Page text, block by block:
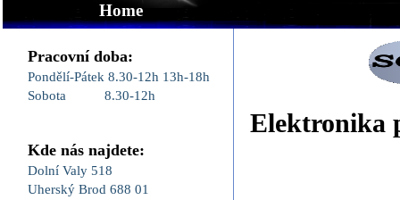
Home
Pracovní doba:
Pondělí-Pátek 8.30-12h 13h-18h
Sobota
8.30-12h
Kde nás najdete:
Dolní Valy 518
Uherský Brod 688 01
Elektronika